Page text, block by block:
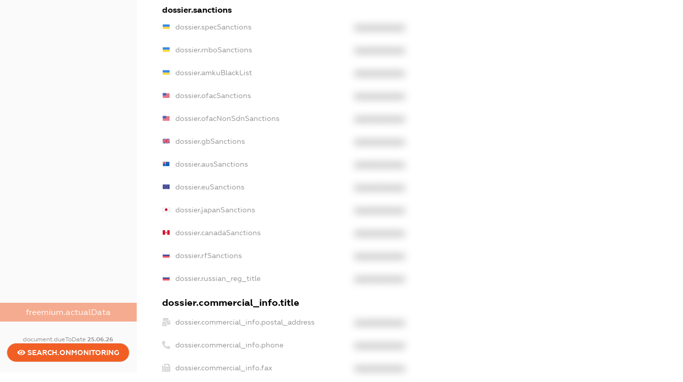
freemium.actualData
document.dueToDate25.06.26
SEARCH.ONMONITORING
dossier.sanctions
dossier.specSanctions
dossier.rnboSanctions
dossier.amkuBlackList
dossier.ofacSanctions
dossier.ofacNonSdnSanctions
dossier.gbSanctions
dossier.ausSanctions
dossier.euSanctions
dossier.japanSanctions
dossier.canadaSanctions
dossier.rfSanctions
dossier.russian_reg_title
dossier.commercial_info.title
dossier.commercial_info.postal_address
dossier.commercial_info.phone
dossier.commercial_info.fax